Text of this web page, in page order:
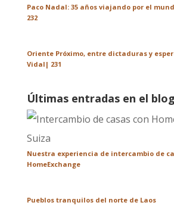
Paco Nadal: 35 años viajando por el
232
Oriente Próximo, entre dictaduras y
Vidal| 231
Últimas entradas en el blog
Nuestra experiencia de intercambio de
HomeExchange
Pueblos tranquilos del norte de Laos